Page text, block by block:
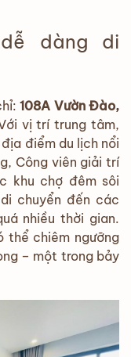
dàng di
108A Vườn Đào,
vị trí trung tâm,
điểm du lịch nổi
Công viên giải trí
khu chợ đêm sôi
chuyển đến các
nhiều thời gian.
chiêm ngưỡng
– một trong bảy